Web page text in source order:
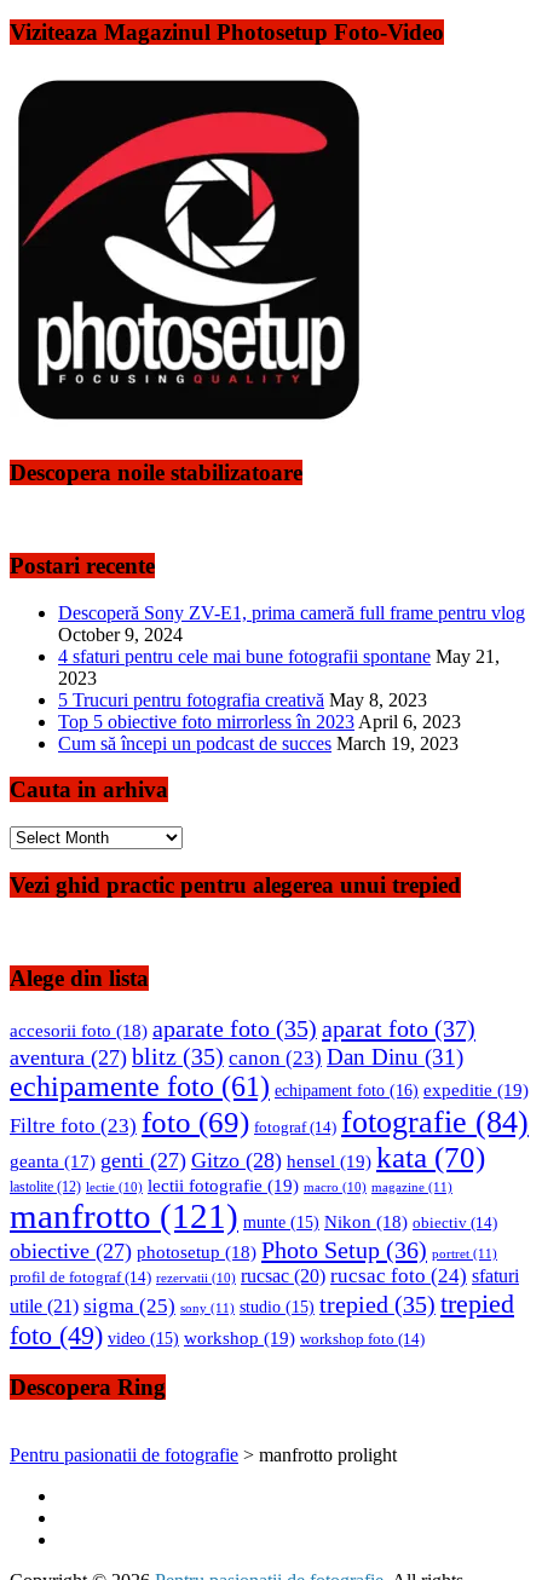
Viziteaza Magazinul Photosetup Foto-Video
Descopera noile stabilizatoare
Postari recente
Descoperă Sony ZV-E1, prima cameră full frame pentru vlog
October 9, 2024
4 sfaturi pentru cele mai bune fotografii spontane May 21,
2023
5 Trucuri pentru fotografia creativă May 8, 2023
Top 5 obiective foto mirrorless în 2023 April 6, 2023
Cum să începi un podcast de succes March 19, 2023
Cauta in arhiva
Cauta
arhiva
Vezi ghid practic pentru alegerea unui trepied
Alege din lista
accesorii foto (18) aparate foto (35) aparat foto (37)
aventura (27) blitz (35) canon (23) Dan Dinu (31)
echipamente foto (61) echipament foto (16) expeditie (19)
Filtre foto (23) foto (69) fotograf(14) fotografie (84)
geanta (17) genti (27) Gitzo (28) hensel (19) kata (70)
lastolite (12) lectie (10) lectii fotografie (19) macro (10) magazine (11)
manfrotto (121) munte (15) Nikon (18) obiectiv (14)
obiective (27) photosetup (18) Photo Setup (36) portret (11)
profil de fotograf(14) rezervatii (10) rucsac (20) rucsac foto (24) sfaturi
utile (21) sigma (25) sony (11) studio (15) trepied (35) trepied
foto (49) video (15) workshop (19) workshop foto (14)
Descopera Ring
Pentru pasionatii de fotografie > manfrotto prolight